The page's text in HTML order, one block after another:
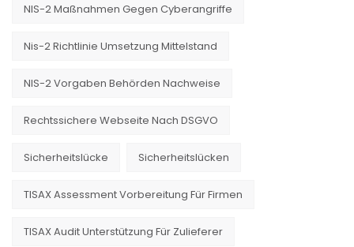
NIS-2 Maßnahmen Gegen Cyberangriffe
Nis-2 Richtlinie Umsetzung Mittelstand
NIS-2 Vorgaben Behörden Nachweise
Rechtssichere Webseite Nach DSGVO
Sicherheitslücke Sicherheitslücken
TISAX Assessment Vorbereitung Für Firmen
TISAX Audit Unterstützung Für Zulieferer